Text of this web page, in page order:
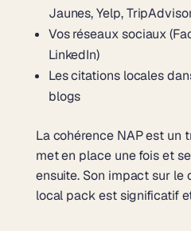
Jaunes, Yelp,
Vos réseaux sociaux
LinkedIn)
Les citations locales
blogs
La cohérence NAP est un
met en place une fois et
ensuite. Son impact sur le
local pack est significatif